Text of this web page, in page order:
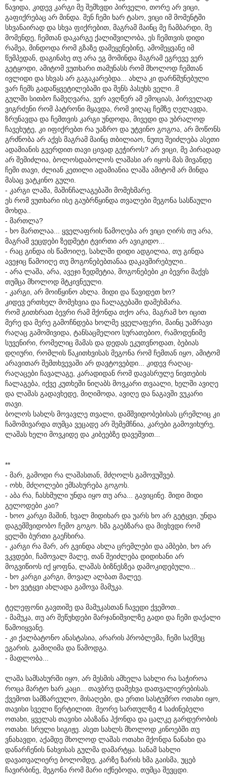
წავიდა, კიდევ კარგი მე შემხვდი პირველი, თორე არ ვიცი,
გაფიქრებაც არ მინდა. შენ ჩემი ხარ ტასო, ვიცი იმ მომენტში
სხვანაირად და სხვა ფიქრებით, მაგრამ მაინც მე ჩამბარდი, მე
მომენდე, ჩემთან დაკარგე ქალიშვილობა, ეს ჩემთვის დიდი
რამეა, მინდოდა რომ გზაზე დამეყენებინე, ამომეყვანე იმ
წუმპედან, დაგინახე თუ არა ეგ მომინდა მაგრამ ეგრევე ვერ
გეტყოდი, ამიტომ ვუთხარი თამუნასს რომ მხოლოდ ჩემთან
ივლიდი და სხვას არ გაგაკარებდა... ახლა კი დარწმუნებული
ვარ ჩემს გადაწყვეტილებაში და შენს პასუხს ველი..მ
გულში სითბო ჩამეღვარა, ვერ ავღწერ ამ ემოციას, პირველად
ვიგრძენი რომ პატრონი მყავდა, რომ ვიღაც ჩემზე ღელავდა,
ზრუნავდა და ჩემთვის კარგი უნდოდა, მივედი და უბრალოდ
ჩავეხუტე, კი იფიქრებთ რა უაზრო და უტვინო გოგოა, არ მოწონს
გრძნობა არ აქვს მაგრამ მაინც თბილიაო, ნუთუ შეიძლება ასეთი
ადამიანის გვერდით თავი ცივად გეჭიროს? არ ვიცი, მე პირადად
არ შემიძლია, ბოლოსდაბოლოს ლაშასი არ იყოს მას მივანდე
ჩემი თავი, ძლიან კეთილი ადამიანია ლაშა ამიტომ არ მინდა
მასაც ვატკინო გული.
- კარგი ლაშა, მაშინჩალაგებაში მომეხმარე.
ეს რომ ვუთხარი ისე გაუბრწყინდა თვალები მეგონა სასწაული
მოხდა..
- მართლა?
- ხო მართლაა... ყველაფრის წამოღება არ ვიცი ღირს თუ არა,
მაგრამ ვეცდები ზედმეტი ტვირთი არ ავიკიდო...
- რაც გინდა ის წამოიღე, სახლში დიდი ადგილია, თუ გინდა
ავეჯიც წამოიღე თუ მოგონებებთანაა დაკავშირებული..
- არა ლაშა, არა, ავეჯი ზედმეტია, მოგონებები კი ბევრი მაქვს
თუმცა მხოლოდ მტკივნეული.
- კარგი, არ მოიწყინო ახლა. მიდი და წავიდეთ ხო?
კიდევ ერთხელ მომეხვია და ჩალაგებაში დამეხმარა.
რომ გითხრათ ბევრი რამ მქონდა თქო არა, მაგრამ ხო იცით
მერე და მერე გამოჩნდება ხოლმე ყველაფერი, მაინც უამრავი
რაღაც გამომივიდა, ტანსაცმელიო სურათებიო, რამოდენიმე
სუვენირი, რომელიც მამას და დედას ეკუთვნოდათ, ბებიას
დღიური, რომლის წაკითხვისას მეგონა რომ ჩემთან იყო, ამიტომ
არავითარ შემთხვევაში არ დავტოვებდი... კიდევ რაღაც-
რაღაცები ჩავალაგე, კარადიდან რომ დავასრულე ნივთების
ჩალაგება, იქვე კუთხეში ნიღაბს მოვკარი თვაალი, ხელში ავიღე
და ლაშას გადავხედე, მიღიმოდა, ავიღე და ნაგავში ვუკარი
თავი.
ბოლოს სახლს მოვავლე თვალი, დამშვიდობებისას ცრემლიც კი
ჩამომივარდა თუმცა ვეცადე არ შემემჩნია, კარები გამოვიხურე,
ლაშას ხელი მოვკიდე და კიბეებზე დავეშვით...
**
- მარ, გამოდი რა ლაშასთან, მძღოლს გამოვუშვებ.
- ოხხ, მძღოლები ემსახურება გოგოს.
- აბა რა, ჩასხმული უნდა იყო თუ არა... გავიცინე. მიდი მიდი
გელოდები კაი?
- ხოო კარგი მაშინ, ხვალ მიდიხარ და უარს ხო არ გეტყვი, უნდა
დაგემშვიდობო ჩემო გოგო. ხმა გაებზარა და მივხვდი რომ
ყელში ბურთი გაეჩხირა.
- კარგი რა მარ, არ გვინდა ახლა ცრემლები და ამბები, ხო არ
ვკვდები, ჩამოვალ მალე, თან შეიძლება დიდიხანი არ
მოგვიწიოს იქ ყოფნა, ლაშას ბიზნესზეა დამოკიდებული...
- ხო კარგი კარგი, მოვალ ალბათ მალეე.
- ხო ვეტყვი ახლადა გამოვა მამუკა.
ტელეფონი გავთიშე და მამუკასთან ჩავედი ქვემოთ..
- მამუკა, თუ არ შეწუხდები მარჯანიშვილზე გადი და ჩემი დაქალი
წამოიყვანე.
- კი ქალბატონო ანასტასია, არარის პრობლემა, ჩემი საქმეც
ეგარის. გამიღიმა და წამოდგა.
- მადლობა...
ლაშა სამსახურში იყო, არ მესმის ამხელა სახლი რა საჭიროა
როცა მარტო ხარ კაცი... თავბრუ დამეხვა დათვალიერებისას.
ქვემოთ სამზარეულო, მისაღები, და ერთი სასტუმრო ოთახი იყო,
თავისი სველი წერტილით. მეორე სართულზე 4 საძინებელი
ოთახი, ყველას თავისი აბაზანა ჰქონდა და ცალკე გარდერობის
ოთახი. სრული სიგიჟე. ასეთ სახლს მხოლოდ კინოებში თუ
ვნახავდი, აქამდე მხოლოდ ლაშას ოთახი მქონდა ნანახი და
დანარჩენის ნახვისას გულმა დამარტყა. სანამ სახლი
დავათვალიერე ბოლომდე, კარზე ზარის ხმა გაისმა, უცებ
ჩავირბინე, მეგონა რომ მარი იქნებოდა, თუმცა შევცდი.